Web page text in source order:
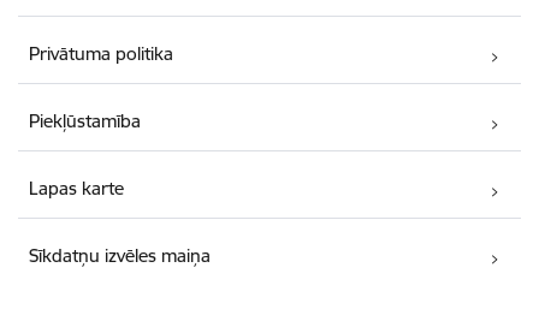
Privātuma politika
Piekļūstamība
Lapas karte
Sīkdatņu izvēles maiņa